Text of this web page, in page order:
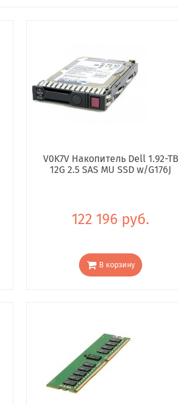
V0K7V Накопитель Dell 1.92-TB
12G 2.5 SAS MU SSD w/G176J
122 196 руб.
В корзину